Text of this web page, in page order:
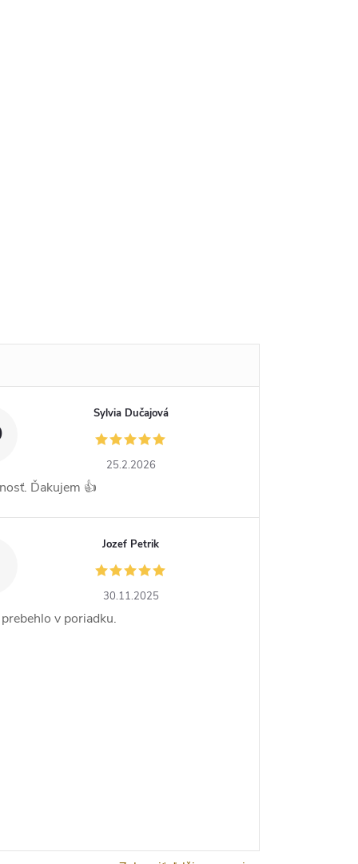
Sylvia Dučajová
25.2.2026
Ďakujem 👍
Jozef Petrik
30.11.2025
v poriadku.